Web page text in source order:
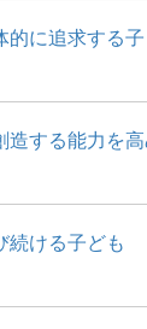
的に追求す
造する能力
続ける子ども